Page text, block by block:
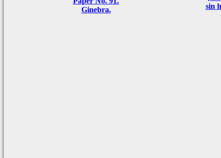
Ginebra.
sin